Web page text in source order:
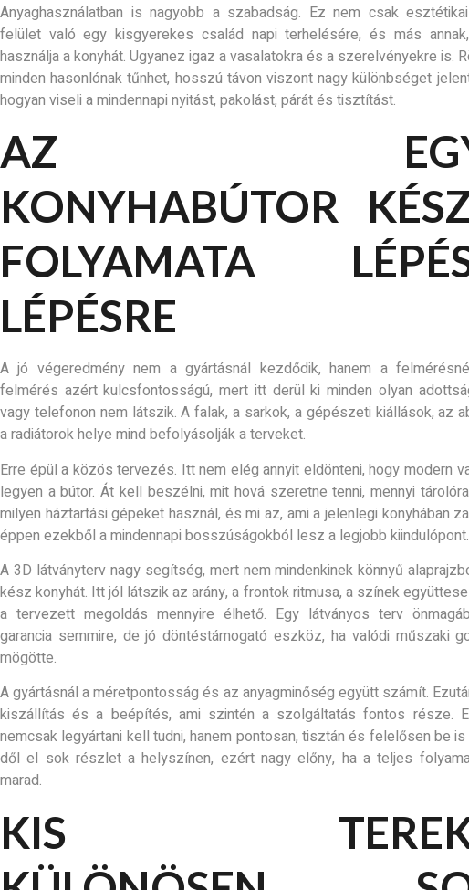
Anyaghasználatban is nagyobb a szabadság. Ez nem csak
felület való egy kisgyerekes család napi terhelésére, és más
használja a konyhát. Ugyanez igaz a vasalatokra és a szerelvényekre is.
minden hasonlónak tűnhet, hosszú távon viszont nagy különbséget
hogyan viseli a mindennapi nyitást, pakolást, párát és tisztítást.
AZ
KONYHABÚTOR
FOLYAMATA
LÉPÉSRE
A jó végeredmény nem a gyártásnál kezdődik, hanem a
felmérés azért kulcsfontosságú, mert itt derül ki minden olyan
vagy telefonon nem látszik. A falak, a sarkok, a gépészeti kiállások, az
a radiátorok helye mind befolyásolják a terveket.
Erre épül a közös tervezés. Itt nem elég annyit eldönteni, hogy modern
legyen a bútor. Át kell beszélni, mit hová szeretne tenni, mennyi
milyen háztartási gépeket használ, és mi az, ami a jelenlegi konyhában
éppen ezekből a mindennapi bosszúságokból lesz a legjobb kiindulópont.
A 3D látványterv nagy segítség, mert nem mindenkinek könnyű
kész konyhát. Itt jól látszik az arány, a frontok ritmusa, a színek
a tervezett megoldás mennyire élhető. Egy látványos terv
garancia semmire, de jó döntéstámogató eszköz, ha valódi műszaki
mögötte.
A gyártásnál a méretpontosság és az anyagminőség együtt számít.
kiszállítás és a beépítés, ami szintén a szolgáltatás fontos része.
nemcsak legyártani kell tudni, hanem pontosan, tisztán és felelősen be
dől el sok részlet a helyszínen, ezért nagy előny, ha a teljes
marad.
KIS